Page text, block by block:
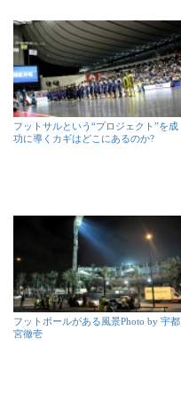
フットサルという“プロジェクト”を成
功に導くカギはどこにあるのか?
フットボールがある風景Photo by 宇都
宮徹壱